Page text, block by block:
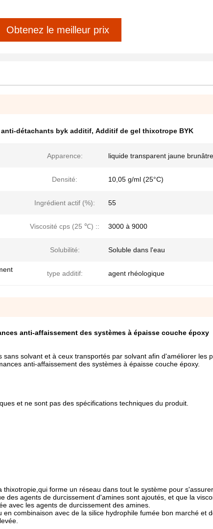
Obtenez le meilleur prix
détachants byk additif, Additif de gel thixotrope BYK
Apparence: liquide transparent jaune brunâtre
Densité: 10,05 g/ml (25°C)
Ingrédient actif (%): 55
Viscosité cps (25 ℃) :: 3000 à 9000
Solubilité: Soluble dans l'eau
type additif: agent rhéologique
anti-affaissement des systèmes à épaisse couche époxy
solvant et à ceux transportés par solvant afin d'améliorer les
anti-affaissement des systèmes à épaisse couche époxy.
et ne sont pas des spécifications techniques du produit.
forme un réseau dans tout le système pour
des agents de durcissement d'amines sont ajoutés, et que la
avec les agents de durcissement des amines.
combinaison avec de la silice hydrophile fumée bon marché et